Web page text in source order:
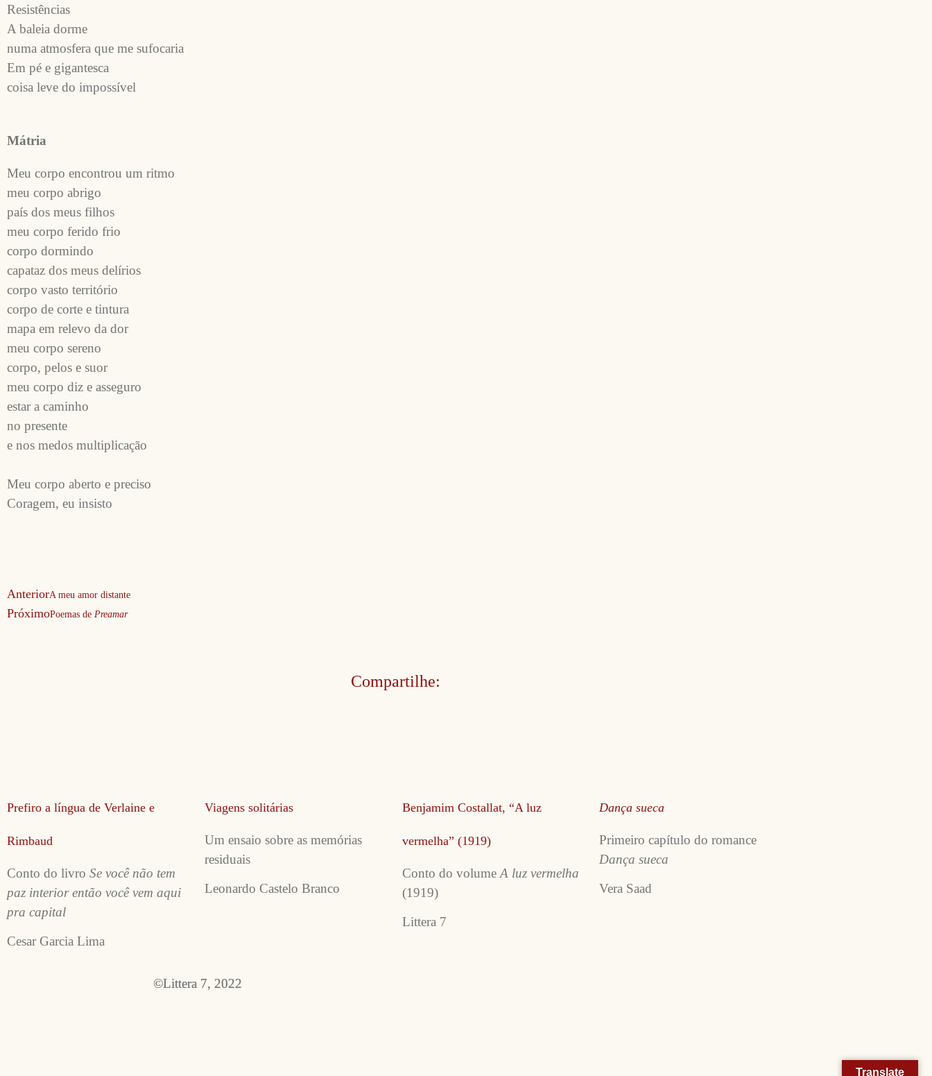
Resistências
A baleia dorme
numa atmosfera que me sufocaria
Em pé e gigantesca
coisa leve do impossível
Mátria
Meu corpo encontrou um ritmo
meu corpo abrigo
país dos meus filhos
meu corpo ferido frio
corpo dormindo
capataz dos meus delírios
corpo vasto território
corpo de corte e tintura
mapa em relevo da dor
meu corpo sereno
corpo, pelos e suor
meu corpo diz e asseguro
estar a caminho
no presente
e nos medos multiplicação
Meu corpo aberto e preciso
Coragem, eu insisto
AnteriorA meu amor distante
PróximoPoemas de Preamar
Compartilhe:
Prefiro a língua de Verlaine e
Rimbaud
Conto do livro Se você não tem
paz interior então você vem aqui
pra capital
Cesar Garcia Lima
Viagens solitárias
Um ensaio sobre as memórias
residuais
Leonardo Castelo Branco
Benjamim Costallat, “A luz
vermelha” (1919)
Conto do volume A luz vermelha
(1919)
Littera 7
Dança sueca
Primeiro capítulo do romance
Dança sueca
Vera Saad
©Littera 7, 2022
Translate